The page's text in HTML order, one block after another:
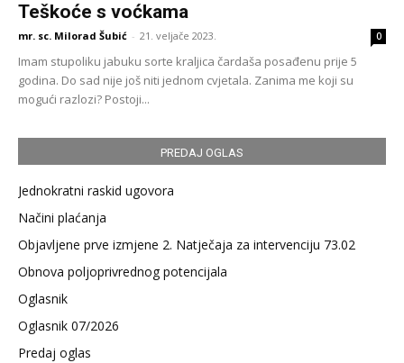
Teškoće s voćkama
mr. sc. Milorad Šubić - 21. veljače 2023. 0
Imam stupoliku jabuku sorte kraljica čardaša posađenu prije 5
godina. Do sad nije još niti jednom cvjetala. Zanima me koji su
mogući razlozi? Postoji...
PREDAJ OGLAS
Jednokratni raskid ugovora
Načini plaćanja
Objavljene prve izmjene 2. Natječaja za intervenciju 73.02
Obnova poljoprivrednog potencijala
Oglasnik
Oglasnik 07/2026
Predaj oglas